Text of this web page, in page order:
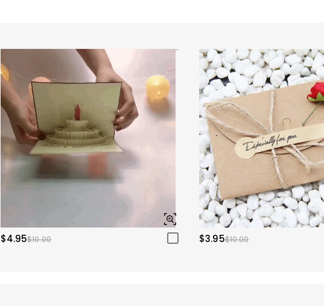
$4.95$10.00 $3.95$10.00